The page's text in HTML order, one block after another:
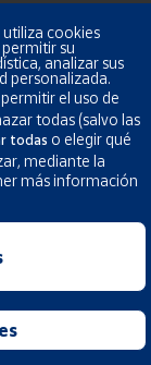
Todos os
utiliza cookies
su
analizar sus
personalizada.
el uso de
todas (salvo las
todas o elegir qué
mediante la
más información